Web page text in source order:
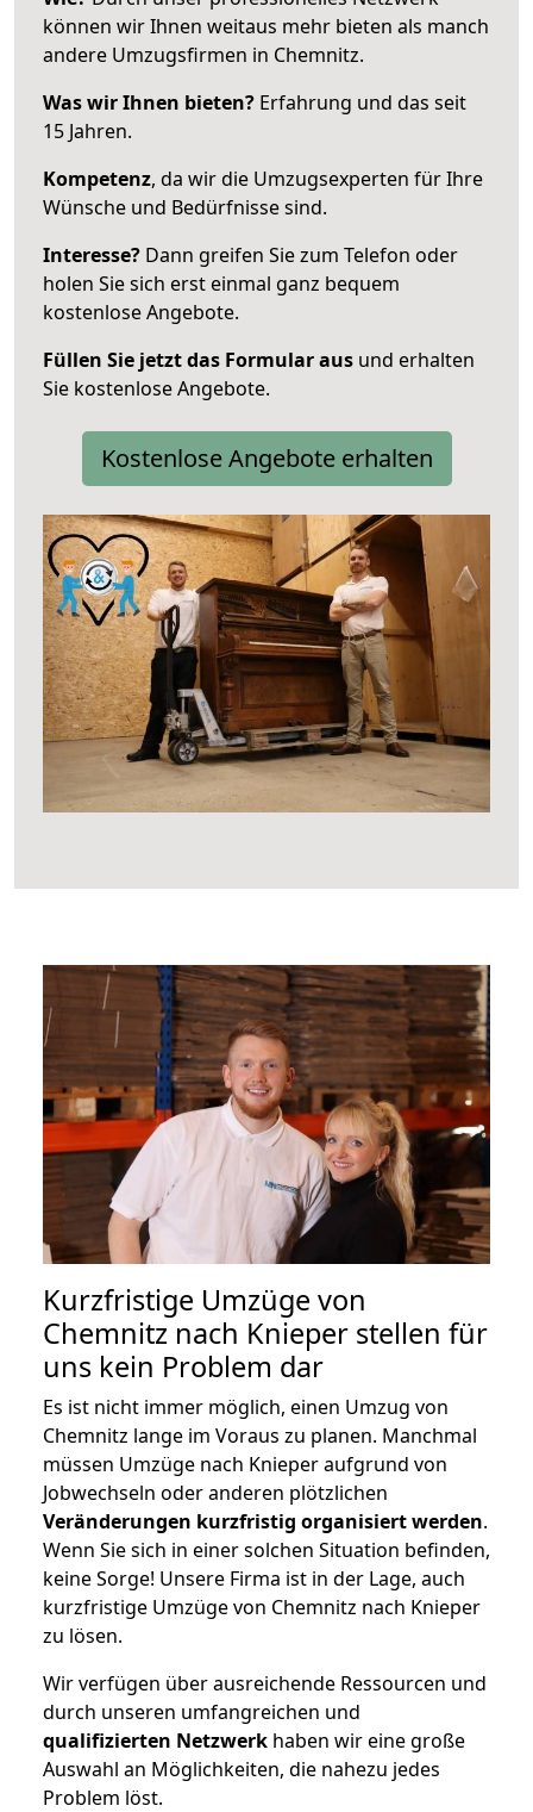
können wir Ihnen weitaus mehr bieten als manch
andere Umzugsfirmen in Chemnitz.
Was wir Ihnen bieten? Erfahrung und das seit
15 Jahren.
Kompetenz, da wir die Umzugsexperten für Ihre
Wünsche und Bedürfnisse sind.
Interesse? Dann greifen Sie zum Telefon oder
holen Sie sich erst einmal ganz bequem
kostenlose Angebote.
Füllen Sie jetzt das Formular aus und erhalten
Sie kostenlose Angebote.
Kostenlose Angebote erhalten
Kurzfristige Umzüge von
Chemnitz nach Knieper stellen für
uns kein Problem dar
Es ist nicht immer möglich, einen Umzug von
Chemnitz lange im Voraus zu planen. Manchmal
müssen Umzüge nach Knieper aufgrund von
Jobwechseln oder anderen plötzlichen
Veränderungen kurzfristig organisiert werden.
Wenn Sie sich in einer solchen Situation befinden,
keine Sorge! Unsere Firma ist in der Lage, auch
kurzfristige Umzüge von Chemnitz nach Knieper
zu lösen.
Wir verfügen über ausreichende Ressourcen und
durch unseren umfangreichen und
qualifizierten Netzwerk haben wir eine große
Auswahl an Möglichkeiten, die nahezu jedes
Problem löst.